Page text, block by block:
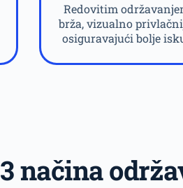
Redovitim
brža, vizualno
osiguravajući bolje
3 načina